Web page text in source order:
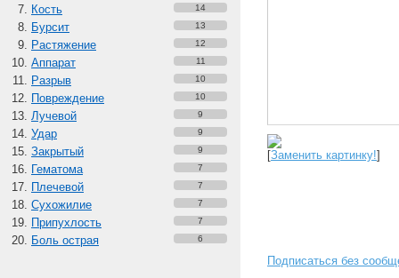
Кость 14
Бурсит 13
Растяжение 12
Аппарат 11
Разрыв 10
Повреждение 10
Лучевой 9
Удар 9
Закрытый 9
Гематома 7
Плечевой 7
Сухожилие 7
Припухлость 7
Боль острая 6
[Заменить картинку!]
Подписаться без